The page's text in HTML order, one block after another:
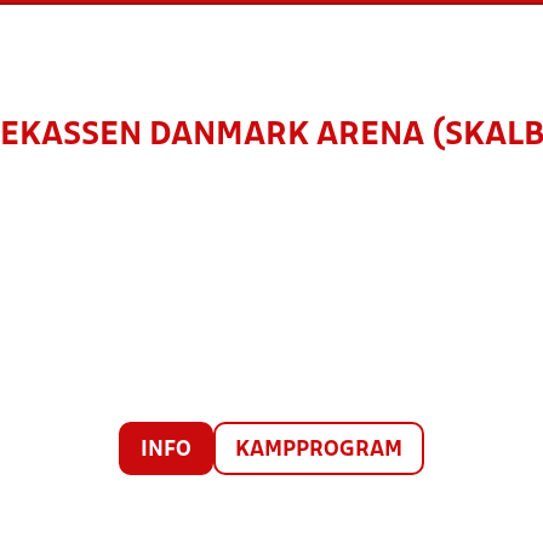
DANMARK ARENA
INFO KAMPPROGRAM